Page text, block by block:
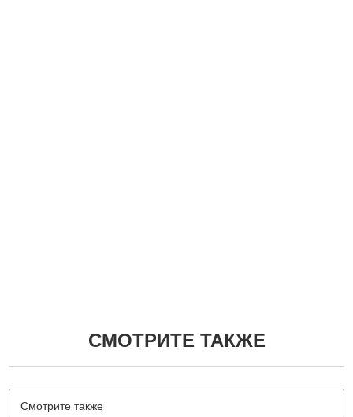
СМОТРИТЕ ТАКЖЕ
Смотрите также